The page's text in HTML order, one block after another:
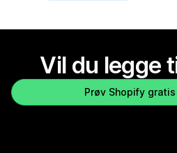
Vil du legge
Prøv Shopify